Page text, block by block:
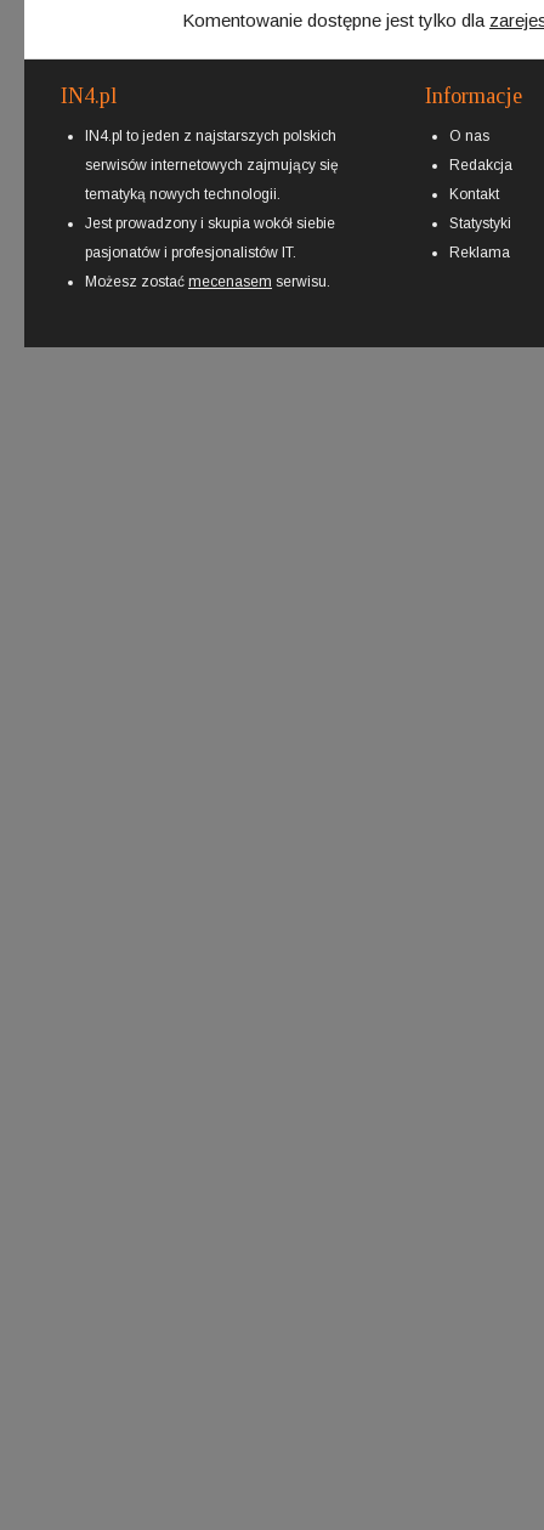
Komentowanie dostępne jest tylko dla
IN4.pl
IN4.pl to jeden z najstarszych polskich
serwisów internetowych zajmujący się
tematyką nowych technologii.
Jest prowadzony i skupia wokół siebie
pasjonatów i profesjonalistów IT.
Możesz zostać mecenasem serwisu.
Informacje
O nas
Redakcja
Kontakt
Statystyki
Reklama